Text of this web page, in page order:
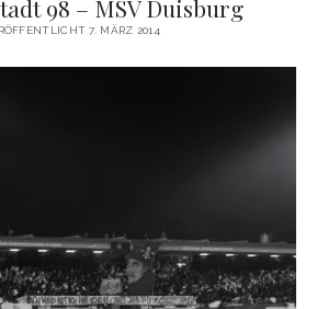
98 – MSV Duisburg
7. MÄRZ 2014